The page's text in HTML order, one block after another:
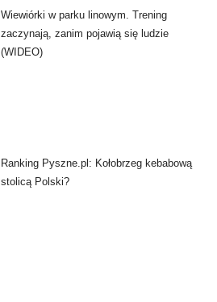
Wiewiórki w parku linowym. Trening
zaczynają, zanim pojawią się ludzie
(WIDEO)
Ranking Pyszne.pl: Kołobrzeg kebabową
stolicą Polski?